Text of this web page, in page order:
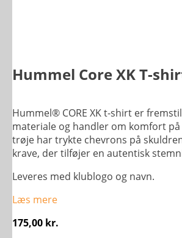
Hummel Core XK T-
Hummel® CORE XK t-shirt er
materiale og handler om komfort
trøje har trykte chevrons på
krave, der tilføjer en autentisk
Leveres med klublogo og navn.
Læs mere
175,00 kr.